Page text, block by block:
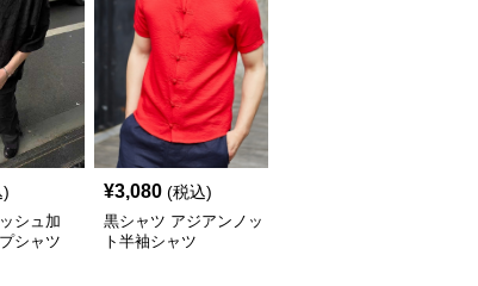
)
シュ加
シャツ
¥3,080 (税込)
黒シャツ アジアンノッ
ト半袖シャツ